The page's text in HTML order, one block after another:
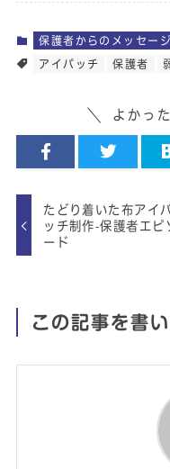
保護者からのメッセージ
アイパッチ 保護者
よかっ
たどり着いた布アイ
ッチ制作‐保護者エピ
ード
この記事を書い